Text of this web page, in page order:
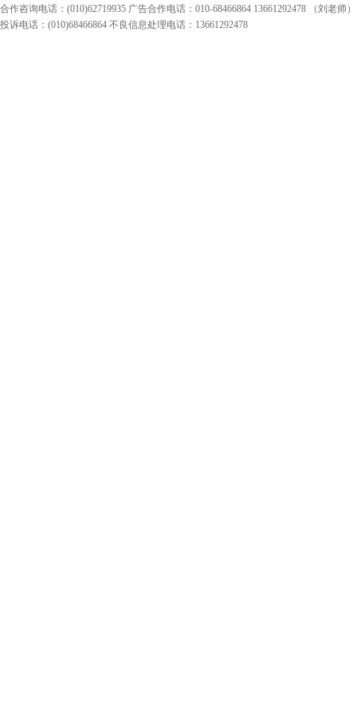
合作咨询电话：(010)62719935 广告合作电话：010-68466864 13661292478 （刘老师）
投诉电话：(010)68466864 不良信息处理电话：13661292478